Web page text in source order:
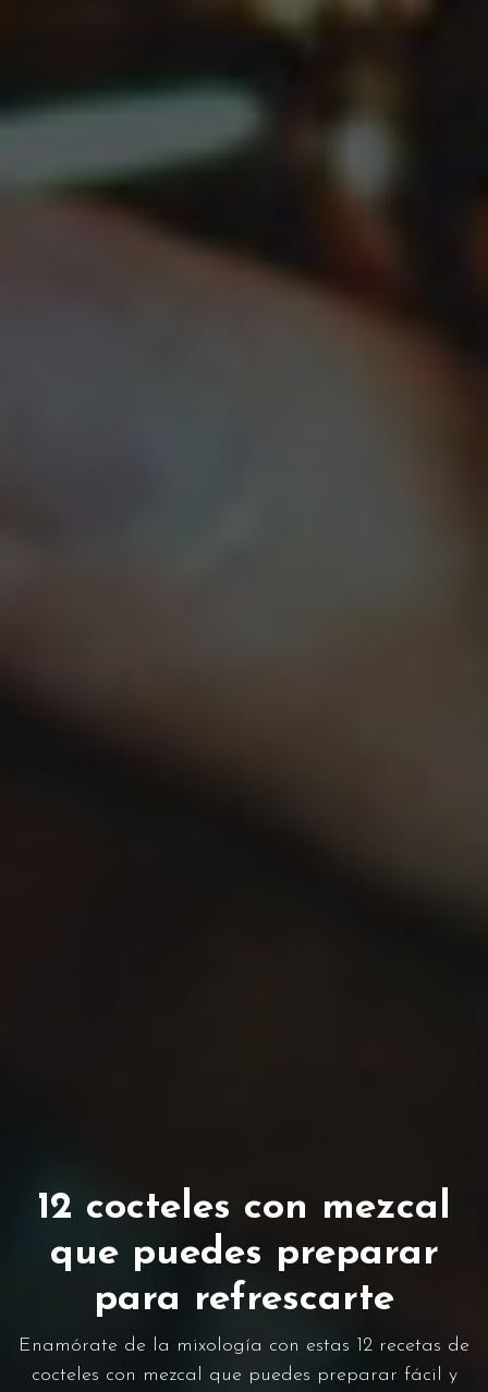
12 cocteles con mezcal
que puedes preparar
para refrescarte
Enamórate de la mixología con estas 12 recetas de
cocteles con mezcal que puedes preparar fácil y